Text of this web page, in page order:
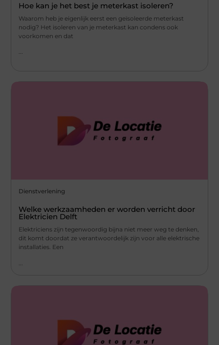
Hoe kan je het best je meterkast isoleren?
Waarom heb je eigenlijk eerst een geïsoleerde meterkast
nodig? Het isoleren van je meterkast kan condens ook
voorkomen en dat
...
Dienstverlening
Welke werkzaamheden er worden verricht door
Elektricien Delft
Elektriciens zijn tegenwoordig bijna niet meer weg te denken,
dit komt doordat ze verantwoordelijk zijn voor alle elektrische
installaties. Een